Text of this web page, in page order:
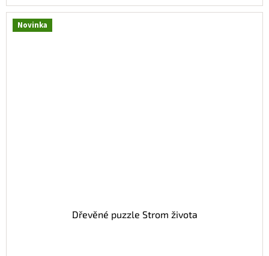
Novinka
Dřevěné puzzle Strom života